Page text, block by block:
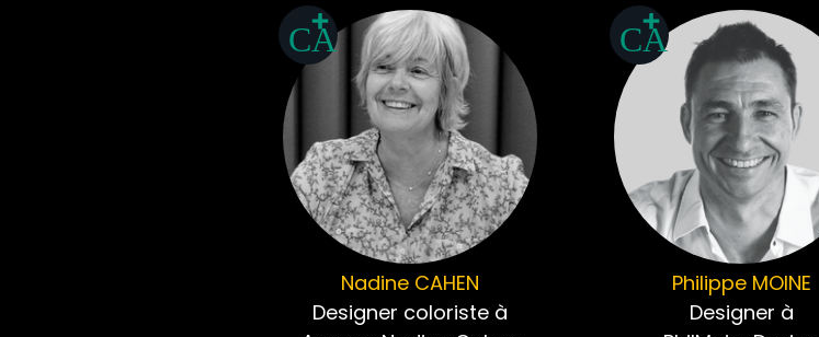
Nadine CAHEN
Designer coloriste à
Philippe MOINE
Designer à